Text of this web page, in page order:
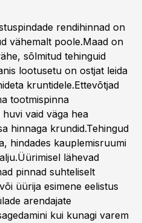
rendihinnad on
vähemalt poole.Maad on
sõlmitud tehinguid
lootusetu on ostjat leida
kruntidele.Ettevõtjad
tootmispinna
vaid väga hea
hinnaga krundid.Tehingud
hindades kauplemisruumi
lähevad
pinnad suhteliselt
üürija esimene eelistus
arendajate
kui kunagi varem